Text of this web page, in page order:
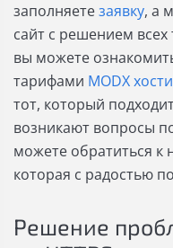
заполняетезаявку, а
сайт с решением
вы можете
тарифами MODX
тот, который
возникают вопросы
можете обратиться к
которая с радостью
Решение